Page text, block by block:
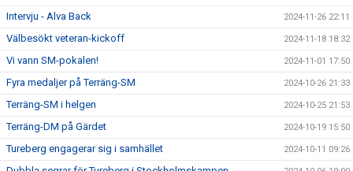
Intervju - Alva Back 2024-11-26 22:11
Välbesökt veteran-kickoff 2024-11-18 18:32
Vi vann SM-pokalen! 2024-11-01 17:50
Fyra medaljer på Terräng-SM 2024-10-26 21:33
Terräng-SM i helgen 2024-10-25 21:53
Terräng-DM på Gärdet 2024-10-19 15:50
Tureberg engagerar sig i samhället 2024-10-11 09:26